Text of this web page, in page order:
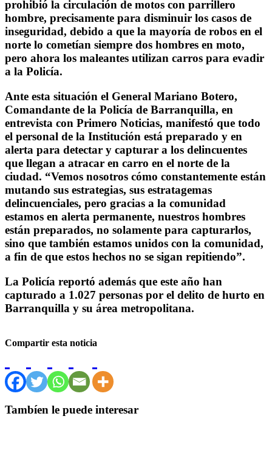
prohibió la circulación de motos con parrillero
hombre, precisamente para disminuir los casos de
inseguridad, debido a que la mayoría de robos en el
norte lo cometían siempre dos hombres en moto,
pero ahora los maleantes utilizan carros para evadir
a la Policía.
Ante esta situación el General Mariano Botero,
Comandante de la Policía de Barranquilla, en
entrevista con Primero Noticias, manifestó que todo
el personal de la Institución está preparado y en
alerta para detectar y capturar a los delincuentes
que llegan a atracar en carro en el norte de la
ciudad. “Vemos nosotros cómo constantemente están
mutando sus estrategias, sus estratagemas
delincuenciales, pero gracias a la comunidad
estamos en alerta permanente, nuestros hombres
están preparados, no solamente para capturarlos,
sino que también estamos unidos con la comunidad,
a fin de que estos hechos no se sigan repitiendo”.
La Policía reportó además que este año han
capturado a 1.027 personas por el delito de hurto en
Barranquilla y su área metropolitana.
Compartir esta noticia
Tambíen le puede interesar